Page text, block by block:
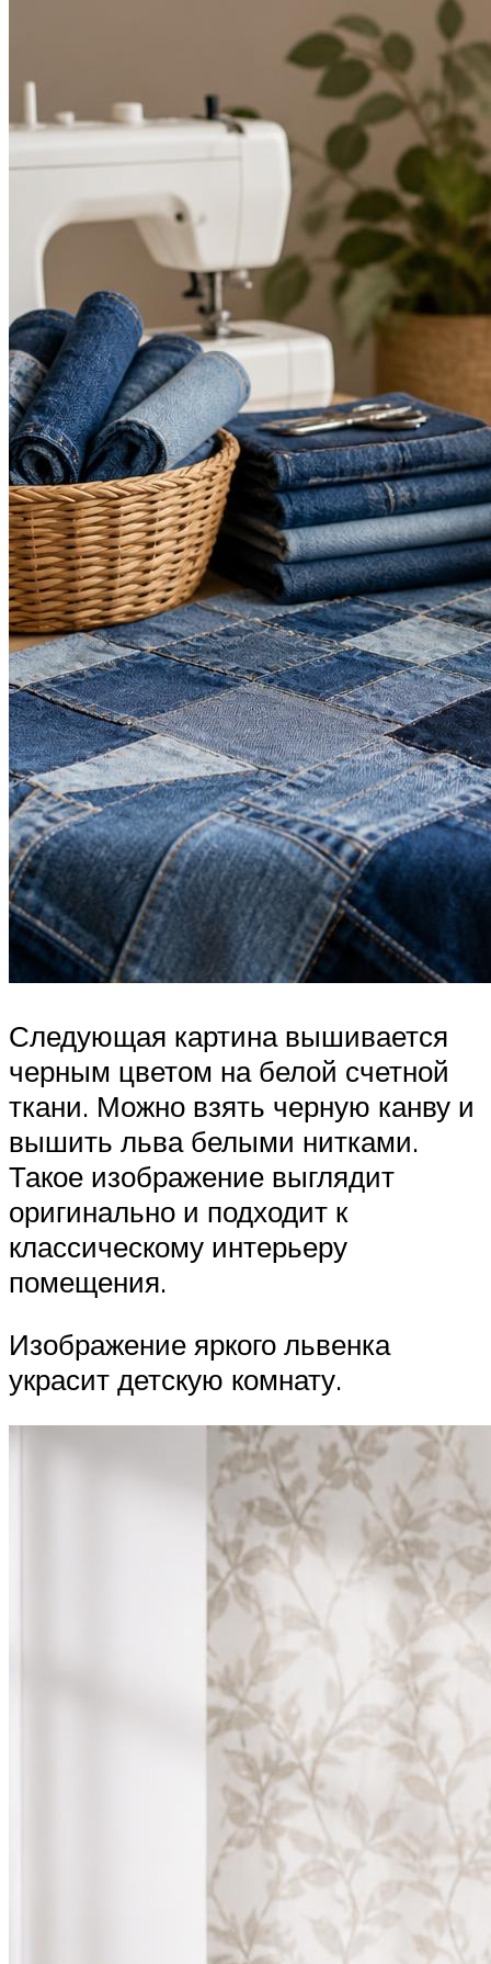
Следующая картина вышивается
черным цветом на белой счетной
ткани. Можно взять черную канву и
вышить льва белыми нитками.
Такое изображение выглядит
оригинально и подходит к
классическому интерьеру
помещения.
Изображение яркого львенка
украсит детскую комнату.